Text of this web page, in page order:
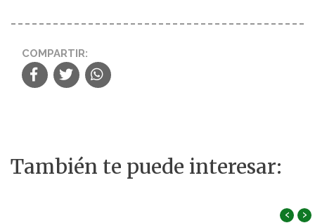
COMPARTIR:
También te puede interesar:
‹ ›